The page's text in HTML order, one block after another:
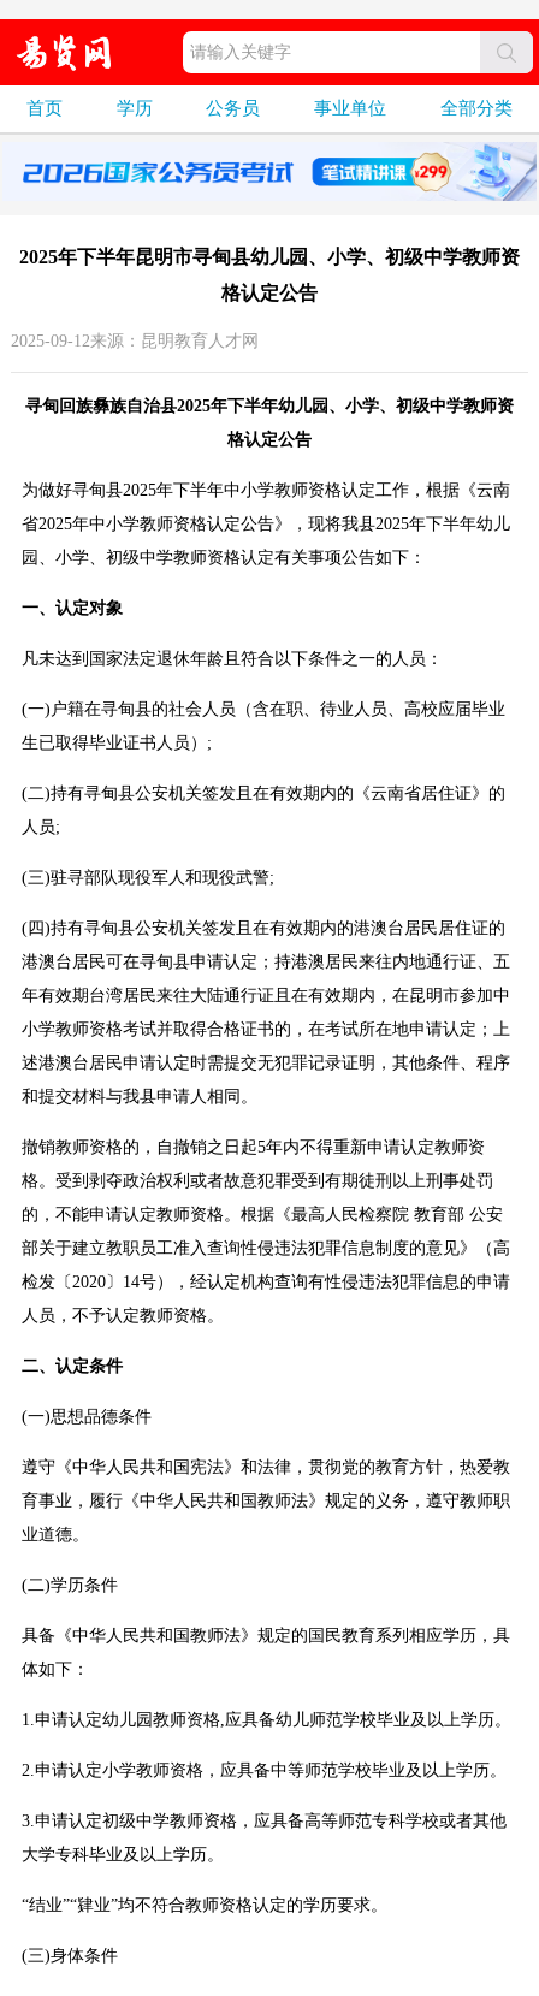
首页 学历 公务员 事业单位 全部分类
2025年下半年昆明市寻甸县幼儿园、小学、初级中学教师资
格认定公告
2025-09-12来源：昆明教育人才网
寻甸回族彝族自治县2025年下半年幼儿园、小学、初级中学教师资
格认定公告
为做好寻甸县2025年下半年中小学教师资格认定工作，根据《云南
省2025年中小学教师资格认定公告》，现将我县2025年下半年幼儿
园、小学、初级中学教师资格认定有关事项公告如下：
一、认定对象
凡未达到国家法定退休年龄且符合以下条件之一的人员：
(一)户籍在寻甸县的社会人员（含在职、待业人员、高校应届毕业
生已取得毕业证书人员）;
(二)持有寻甸县公安机关签发且在有效期内的《云南省居住证》的
人员;
(三)驻寻部队现役军人和现役武警;
(四)持有寻甸县公安机关签发且在有效期内的港澳台居民居住证的
港澳台居民可在寻甸县申请认定；持港澳居民来往内地通行证、五
年有效期台湾居民来往大陆通行证且在有效期内，在昆明市参加中
小学教师资格考试并取得合格证书的，在考试所在地申请认定；上
述港澳台居民申请认定时需提交无犯罪记录证明，其他条件、程序
和提交材料与我县申请人相同。
撤销教师资格的，自撤销之日起5年内不得重新申请认定教师资
格。受到剥夺政治权利或者故意犯罪受到有期徒刑以上刑事处罚
的，不能申请认定教师资格。根据《最高人民检察院 教育部 公安
部关于建立教职员工准入查询性侵违法犯罪信息制度的意见》（高
检发〔2020〕14号），经认定机构查询有性侵违法犯罪信息的申请
人员，不予认定教师资格。
二、认定条件
(一)思想品德条件
遵守《中华人民共和国宪法》和法律，贯彻党的教育方针，热爱教
育事业，履行《中华人民共和国教师法》规定的义务，遵守教师职
业道德。
(二)学历条件
具备《中华人民共和国教师法》规定的国民教育系列相应学历，具
体如下：
1.申请认定幼儿园教师资格,应具备幼儿师范学校毕业及以上学历。
2.申请认定小学教师资格，应具备中等师范学校毕业及以上学历。
3.申请认定初级中学教师资格，应具备高等师范专科学校或者其他
大学专科毕业及以上学历。
“结业”“肄业”均不符合教师资格认定的学历要求。
(三)身体条件